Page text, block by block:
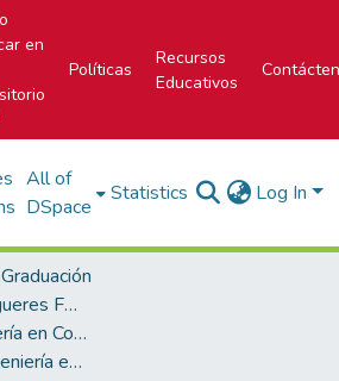
en
Políticas
Recursos
Educativos
All of
DSpace
Statistics Log In
Biblioteca José Figueres Ferrer
Escuela de Ingeniería en Construcción
Licenciatura en Ingeniería en Construcción